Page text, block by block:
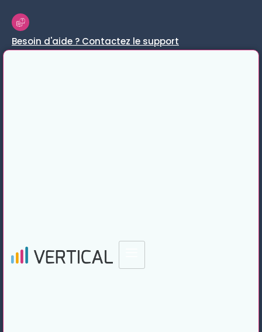
Besoin d'aide ? Contactez le support